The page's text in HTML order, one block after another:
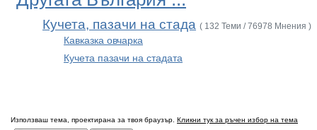
Кучета, пазачи на стада ( 132 Теми / 76978 Мнения )
Кавказка овчарка
Кучета пазачи на стадата
Използваш тема, проектирана за твоя браузър. Кликни тук за ръчен избор на тема